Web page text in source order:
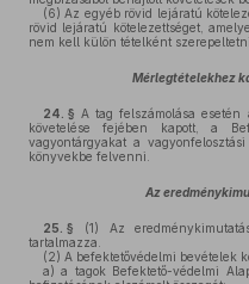
(6) Az egyéb rövid lejáratú
rövid lejáratú kötelezettséget,
nem kell külön tételként szerepeltetni.
Mérlegtételekhez
24. § A tag felszámolása esetén
követelése fejében kapott, a
vagyontárgyakat a
könyvekbe felvenni.
Az
25. § (1) Az
tartalmazza.
(2) A befektetővédelmi bevételek
a) a tagok Befektető-védelmi